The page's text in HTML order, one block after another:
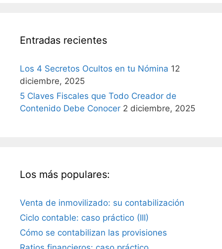
Entradas recientes
Los 4 Secretos Ocultos en tu Nómina 12
diciembre, 2025
5 Claves Fiscales que Todo Creador de
Contenido Debe Conocer 2 diciembre, 2025
Los más populares:
Venta de inmovilizado: su contabilización
Ciclo contable: caso práctico (III)
Cómo se contabilizan las provisiones